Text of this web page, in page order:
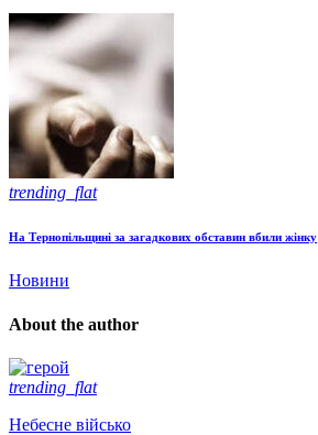
trending_flat
На Тернопільщині за загадкових обставин вбили жінку
Новини
About the author
trending_flat
Небесне військо